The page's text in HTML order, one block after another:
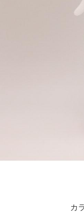
カ